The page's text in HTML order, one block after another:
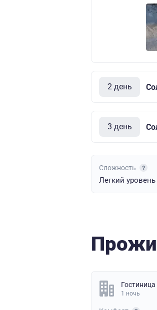
2 день
3 день
Сложность
Легкий уровень
Гостиница
1 ночь